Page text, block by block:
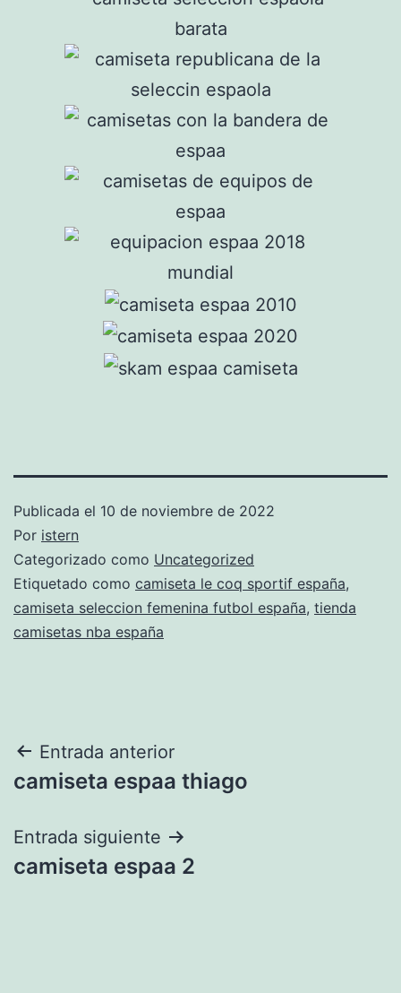
Publicada el 10 de noviembre de 2022
Por istern
Categorizado como Uncategorized
Etiquetado como camiseta le coq sportif españa,
camiseta seleccion femenina futbol españa, tienda
camisetas nba españa
Navegación
de
entradas
Entrada anterior
camiseta espaa thiago
Entrada siguiente
camiseta espaa 2